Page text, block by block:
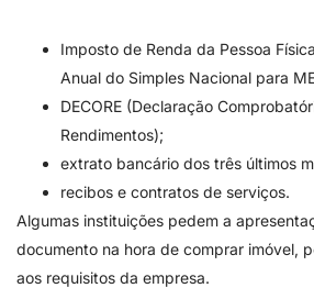
Imposto de Renda da Pessoa
Anual do Simples Nacional para
DECORE (Declaração
Rendimentos);
extrato bancário dos três últimos
recibos e contratos de serviços.
Algumas instituições pedem a
documento na hora de comprar imóvel,
aos requisitos da empresa.